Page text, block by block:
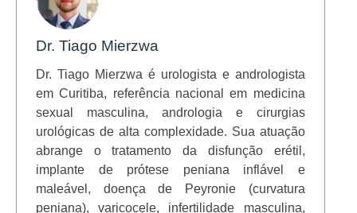
Dr. Tiago Mierzwa
Dr. Tiago Mierzwa é urologista e andrologista
em Curitiba, referência nacional em medicina
sexual masculina, andrologia e cirurgias
urológicas de alta complexidade. Sua atuação
abrange o tratamento da disfunção erétil,
implante de prótese peniana inflável e
maleável, doença de Peyronie (curvatura
peniana), varicocele, infertilidade masculina,